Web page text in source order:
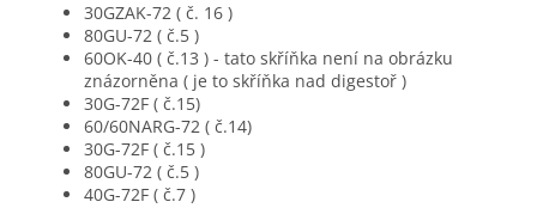
30GZAK-72 ( č. 16 )
80GU-72 ( č.5 )
60OK-40 ( č.13 ) - tato skříňka není na obrázku
znázorněna ( je to skříňka nad digestoř )
30G-72F ( č.15)
60/60NARG-72 ( č.14)
30G-72F ( č.15 )
80GU-72 ( č.5 )
40G-72F ( č.7 )